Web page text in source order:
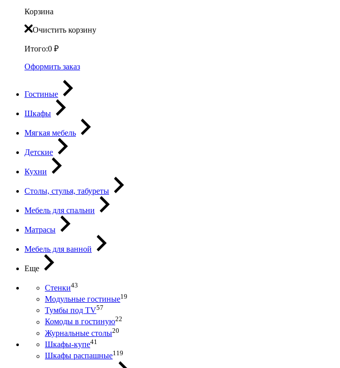
Корзина
Очистить корзину
Итого:0 ₽
Оформить заказ
Гостиные
Шкафы
Мягкая мебель
Детские
Кухни
Столы, стулья, табуреты
Мебель для спальни
Матрасы
Мебель для ванной
Еще
Стенки43
Модульные гостиные19
Тумбы под ТV57
Комоды в гостиную22
Журнальные столы20
Шкафы-купе41
Шкафы распашные119